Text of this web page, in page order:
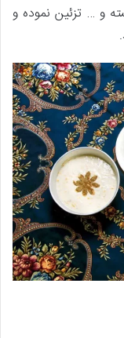
و … تزئین نموده و